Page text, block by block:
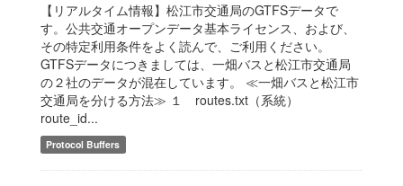
【リアルタイム情報】松江市交通局のGTFSデータで
す。公共交通オープンデータ基本ライセンス、および、
その特定利用条件をよく読んで、ご利用ください。
GTFSデータにつきましては、一畑バスと松江市交通局
の２社のデータが混在しています。 ≪一畑バスと松江市
交通局を分ける方法≫ １ routes.txt（系統）
route_id...
Protocol Buffers